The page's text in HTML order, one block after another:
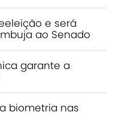
e será
ao Senado
garante a
biometria nas